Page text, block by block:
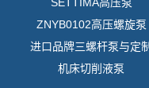
ZNYB0102高压螺旋泵
进口品牌三螺杆泵与定
机床切削液泵